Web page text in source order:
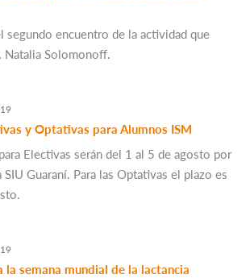
segundo encuentro de la actividad que
Natalia Solomonoff.
y Optativas para Alumnos ISM
Electivas serán del 1 al 5 de agosto por
Guaraní. Para las Optativas el plazo es
la semana mundial de la lactancia